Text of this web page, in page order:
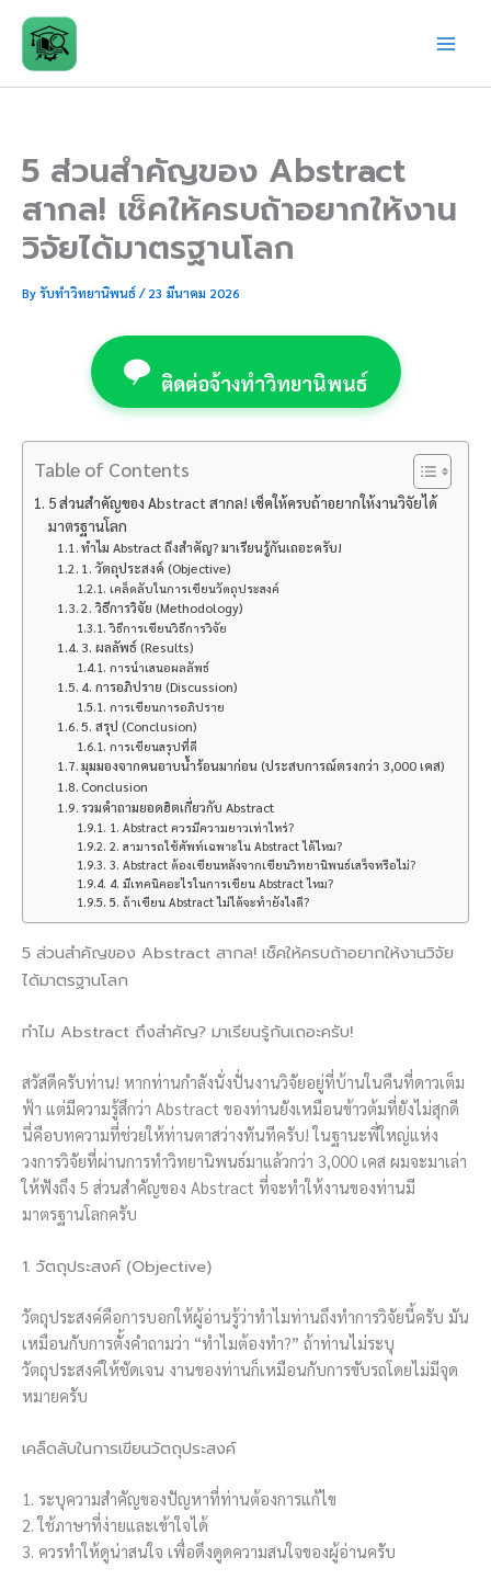
content
5 ส่วนสำคัญของ Abstract
สากล! เช็คให้ครบถ้าอยากให้งาน
วิจัยได้มาตรฐานโลก
Byรับทำวิทยานิพนธ์/23 มีนาคม 2026
ติดต่อจ้างทำวิทยานิพนธ์
Table of Contents
5 ส่วนสำคัญของ Abstract สากล! เช็คให้ครบถ้าอยากให้งานวิจัยได้
มาตรฐานโลก
ทำไม Abstract ถึงสำคัญ? มาเรียนรู้กันเถอะครับ!
1. วัตถุประสงค์ (Objective)
เคล็ดลับในการเขียนวัตถุประสงค์
2. วิธีการวิจัย (Methodology)
วิธีการเขียนวิธีการวิจัย
3. ผลลัพธ์ (Results)
การนำเสนอผลลัพธ์
4. การอภิปราย (Discussion)
การเขียนการอภิปราย
5. สรุป (Conclusion)
การเขียนสรุปที่ดี
มุมมองจากคนอาบน้ำร้อนมาก่อน (ประสบการณ์ตรงกว่า 3,000 เคส)
Conclusion
รวมคำถามยอดฮิตเกี่ยวกับ Abstract
1. Abstract ควรมีความยาวเท่าไหร่?
2. สามารถใช้ศัพท์เฉพาะใน Abstract ได้ไหม?
3. Abstract ต้องเขียนหลังจากเขียนวิทยานิพนธ์เสร็จหรือไม่?
4. มีเทคนิคอะไรในการเขียน Abstract ไหม?
5. ถ้าเขียน Abstract ไม่ได้จะทำยังไงดี?
5 ส่วนสำคัญของ Abstract สากล! เช็คให้ครบถ้าอยากให้งานวิจัย
ได้มาตรฐานโลก
ทำไม Abstract ถึงสำคัญ? มาเรียนรู้กันเถอะครับ!
สวัสดีครับท่าน! หากท่านกำลังนั่งปั่นงานวิจัยอยู่ที่บ้านในคืนที่ดาวเต็ม
ฟ้า แต่มีความรู้สึกว่า Abstract ของท่านยังเหมือนข้าวต้มที่ยังไม่สุกดี
นี่คือบทความที่ช่วยให้ท่านตาสว่างทันทีครับ! ในฐานะพี่ใหญ่แห่ง
วงการวิจัยที่ผ่านการทำวิทยานิพนธ์มาแล้วกว่า 3,000 เคส ผมจะมาเล่า
ให้ฟังถึง 5 ส่วนสำคัญของ Abstract ที่จะทำให้งานของท่านมี
มาตรฐานโลกครับ
1. วัตถุประสงค์ (Objective)
วัตถุประสงค์คือการบอกให้ผู้อ่านรู้ว่าทำไมท่านถึงทำการวิจัยนี้ครับ มัน
เหมือนกับการตั้งคำถามว่า “ทำไมต้องทำ?” ถ้าท่านไม่ระบุ
วัตถุประสงค์ให้ชัดเจน งานของท่านก็เหมือนกับการขับรถโดยไม่มีจุด
หมายครับ
เคล็ดลับในการเขียนวัตถุประสงค์
1. ระบุความสำคัญของปัญหาที่ท่านต้องการแก้ไข
2. ใช้ภาษาที่ง่ายและเข้าใจได้
3. ควรทำให้ดูน่าสนใจ เพื่อดึงดูดความสนใจของผู้อ่านครับ